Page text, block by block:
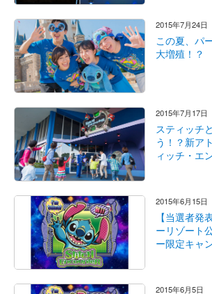
2015年7月24日
この夏、パ
大増殖！？
2015年7月17日
スティッチ
う！？新ア
ィッチ・エ
2015年6月15日
【当選者発
ーリゾート
ー限定キャ
2015年6月5日